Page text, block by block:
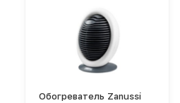
Обогреватель Zanussi